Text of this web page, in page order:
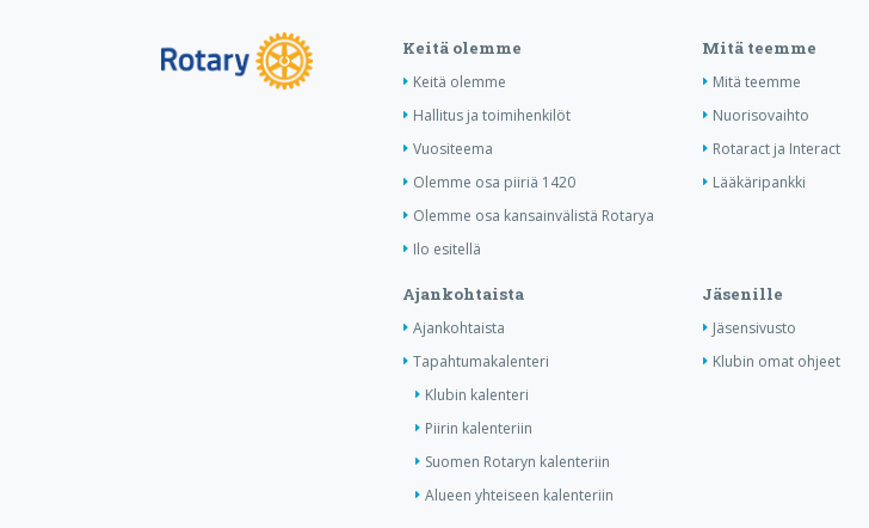
Keitä olemme
Keitä olemme
Hallitus ja toimihenkilöt
Vuositeema
Olemme osa piiriä 1420
Olemme osa kansainvälistä Rotarya
Ilo esitellä
Mitä teemme
Mitä teemme
Nuorisovaihto
Rotaract ja Interact
Lääkäripankki
Ajankohtaista
Ajankohtaista
Tapahtumakalenteri
Klubin kalenteri
Piirin kalenteriin
Suomen Rotaryn kalenteriin
Alueen yhteiseen kalenteriin
Jäsenille
Jäsensivusto
Klubin omat ohjeet